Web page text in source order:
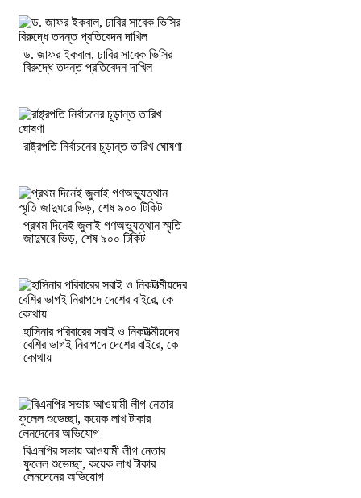
ড. জাফর ইকবাল, ঢাবির সাবেক ভিসির
বিরুদ্ধে তদন্ত প্রতিবেদন দাখিল
রাষ্ট্রপতি নির্বাচনের চূড়ান্ত তারিখ ঘোষণা
প্রথম দিনেই জুলাই গণঅভ্যুত্থান স্মৃতি
জাদুঘরে ভিড়, শেষ ৯০০ টিকিট
হাসিনার পরিবারের সবাই ও নিকটাত্মীয়দের
বেশির ভাগই নিরাপদে দেশের বাইরে, কে
কোথায়
বিএনপির সভায় আওয়ামী লীগ নেতার
ফুলেল শুভেচ্ছা, কয়েক লাখ টাকার
লেনদেনের অভিযোগ